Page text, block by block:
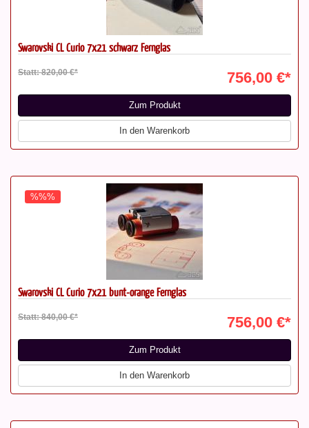
Swarovski CL Curio 7x21 schwarz Fernglas
Statt: 820,00 €* 756,00 €*
Zum Produkt
In den Warenkorb
%%%
Swarovski CL Curio 7x21 bunt-orange Fernglas
Statt: 840,00 €* 756,00 €*
Zum Produkt
In den Warenkorb